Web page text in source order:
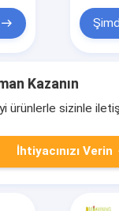
Kazanın
ürünlerle sizinle
İhtiyacınızı Verin